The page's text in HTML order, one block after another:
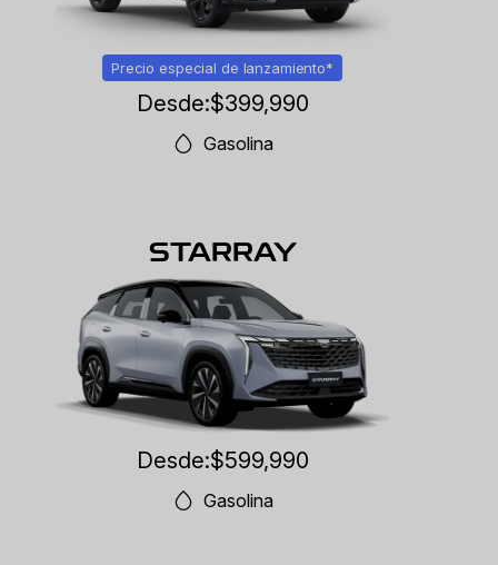
Precio especial de lanzamiento*
Desde:$399,990
Gasolina
STARRAY
Desde:$599,990
Gasolina